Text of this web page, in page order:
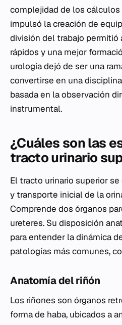
complejidad de los
impulsó la creación de
división del trabajo permitió
rápidos y una mejor
urología dejó de ser una
convertirse en una
basada en la observación
instrumental.
¿Cuáles son las
tracto urinario
El tracto urinario superior
y transporte inicial de la
Comprende dos órganos
ureteres. Su disposición
para entender la dinámica
patologías más comunes,
Anatomía del riñón
Los riñones son órganos
forma de haba, ubicados a